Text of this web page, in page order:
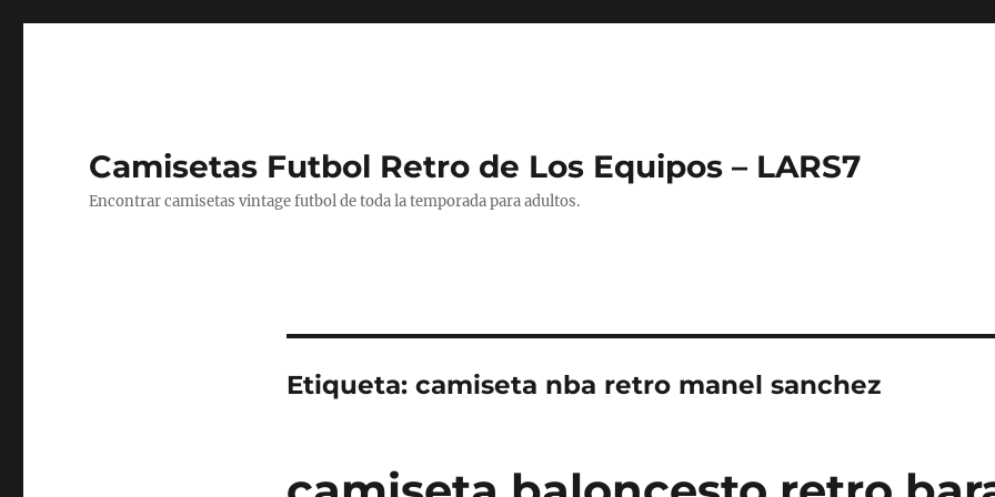
Camisetas Futbol Retro de Los Equipos – LARS7
Encontrar camisetas vintage futbol de toda la temporada para adultos.
Etiqueta: camiseta nba retro manel sanchez